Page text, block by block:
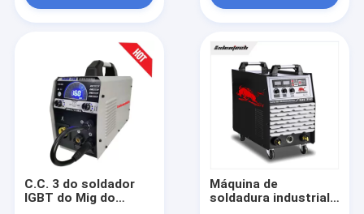
TIG Welding Machine
Cortador portátil do plasma
Máquina de soldadura do Mosfet
Soldador do arco submerso
Máquina de soldadura do mag
máquina de soldadura do ponto do laser
C.C. 3 do soldador
IGBT do Mig do
Máquina de
soldadura industrial